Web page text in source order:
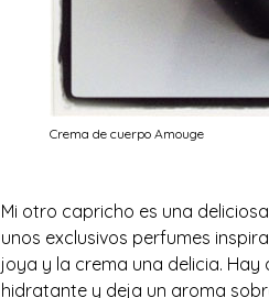
Crema de cuerpo Amouge
Mi otro capricho es una
unos exclusivos perfumes
joya y la crema una delicia.
hidratante y deja un aroma